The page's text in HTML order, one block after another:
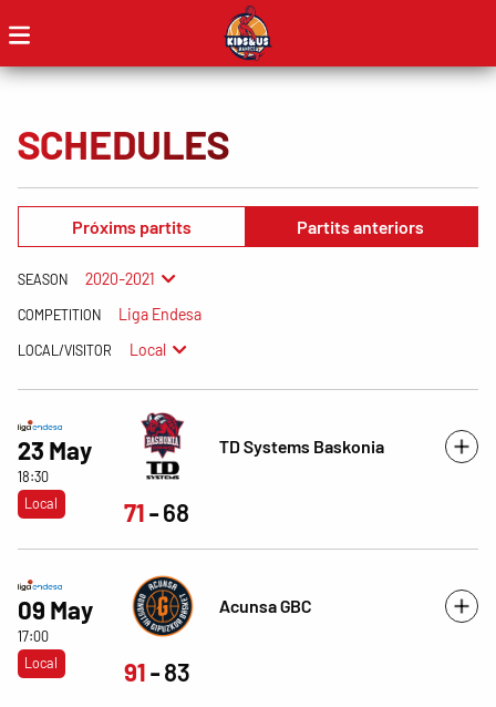
SCHEDULES
Próxims partits Partits anteriors
SEASON 2020-2021
COMPETITION Liga Endesa
LOCAL/VISITOR Local
23 May
18:30
Local
TD Systems Baskonia
71 68
09 May
17:00
Local
Acunsa GBC
91 83